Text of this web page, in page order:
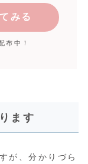
みる
布中！
ます
が、分かりづら